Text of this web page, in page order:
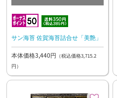
サン海苔 佐賀海苔詰合せ「美艶」
本体価格3,440円 （税込価格3,715.2
円）